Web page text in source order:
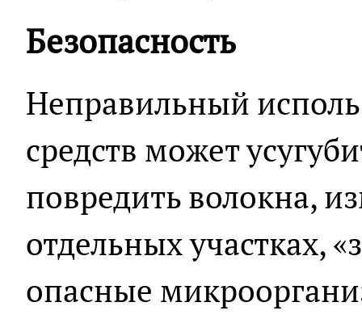
Безопасность
Неправильный
средств может
повредить волокна,
отдельных участках,
опасные